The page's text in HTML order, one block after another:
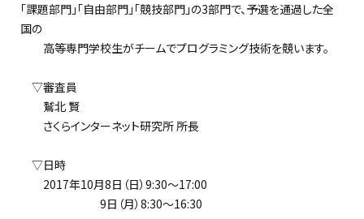
「課題部門」「自由部門」「競技部門」の3部門で、予選を通過した全
国の
高等専門学校生がチームでプログラミング技術を競います。
▽審査員
鷲北 賢
さくらインターネット研究所 所長
▽日時
2017年10月8日（日）9:30～17:00
9日（月）8:30～16:30